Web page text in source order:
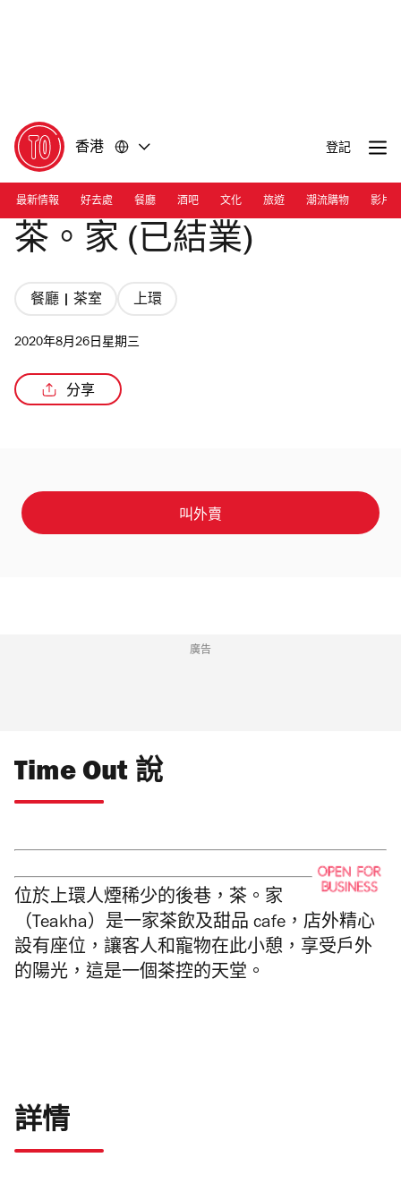
香港 登記
最新情報 好去處 餐廳 酒吧 文化 旅遊 潮流購物 影片
茶。家 (已結業)
餐廳 | 茶室 上環
2020年8月26日星期三
分享
叫外賣
廣告
Time Out 說
位於上環人煙稀少的後巷，茶。家
（Teakha）是一家茶飲及甜品 cafe，店外精心
設有座位，讓客人和寵物在此小憩，享受戶外
的陽光，這是一個茶控的天堂。
詳情